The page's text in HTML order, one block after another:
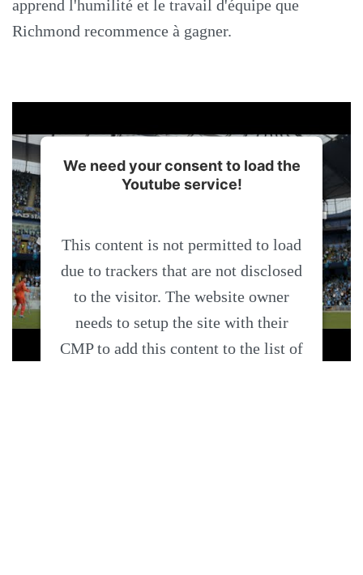
apprend l'humilité et le travail d'équipe que
Richmond recommence à gagner.
We need your consent to load the
Youtube service!
This content is not permitted to load
due to trackers that are not disclosed
to the visitor. The website owner
needs to setup the site with their
CMP to add this content to the list of